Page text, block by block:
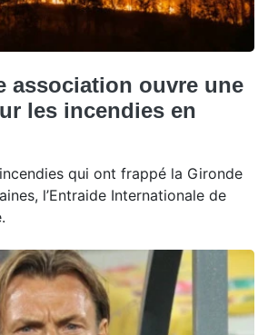
association ouvre une
les incendies en
qui ont frappé la Gironde
l’Entraide Internationale de